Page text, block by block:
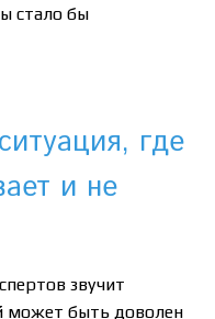
стало бы
где
и не
звучит
может быть доволен